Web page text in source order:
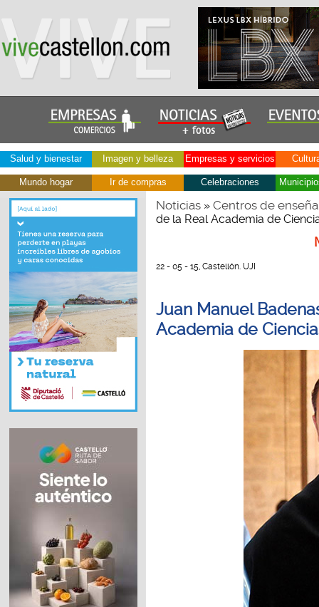
Salud y bienestar Imagen y belleza Empresas y servicios
Mundo hogar Ir de compras Celebraciones
Noticias» Centros de
de la Real Academia de
22 - 05 - 15, Castellón. UJI
Juan Manuel
Academia de